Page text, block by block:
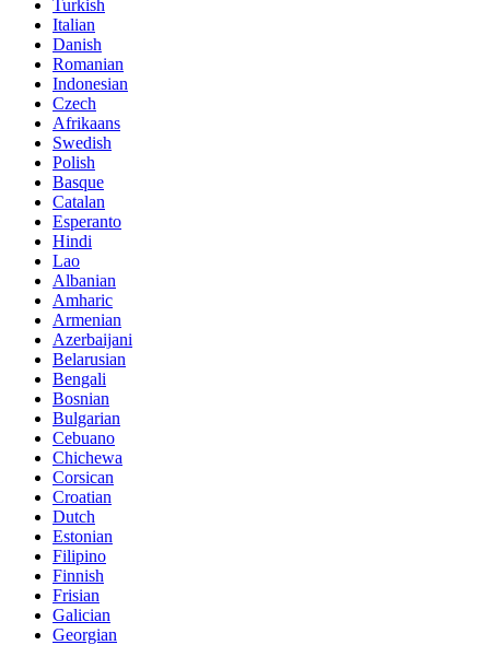
Turkish
Italian
Danish
Romanian
Indonesian
Czech
Afrikaans
Swedish
Polish
Basque
Catalan
Esperanto
Hindi
Lao
Albanian
Amharic
Armenian
Azerbaijani
Belarusian
Bengali
Bosnian
Bulgarian
Cebuano
Chichewa
Corsican
Croatian
Dutch
Estonian
Filipino
Finnish
Frisian
Galician
Georgian